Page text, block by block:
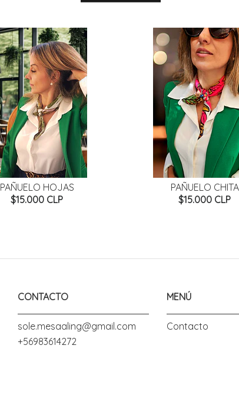
PAÑUELO HOJAS
$15.000 CLP
PAÑUELO CHITA
$15.000 CLP
CONTACTO
sole.mesaaling@gmail.com
+56983614272
MENÚ
Contacto